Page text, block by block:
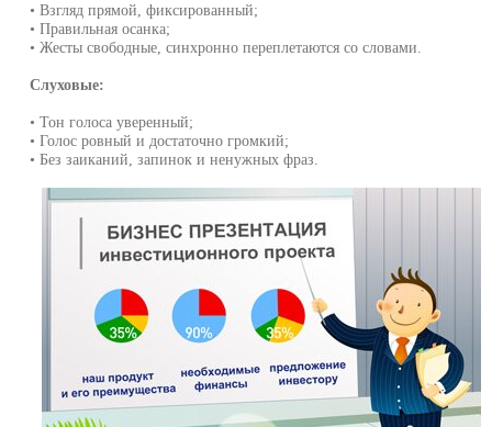
• Взгляд прямой, фиксированный;
• Правильная осанка;
• Жесты свободные, синхронно переплетаются со словами.
Слуховые:
• Тон голоса уверенный;
• Голос ровный и достаточно громкий;
• Без заиканий, запинок и ненужных фраз.